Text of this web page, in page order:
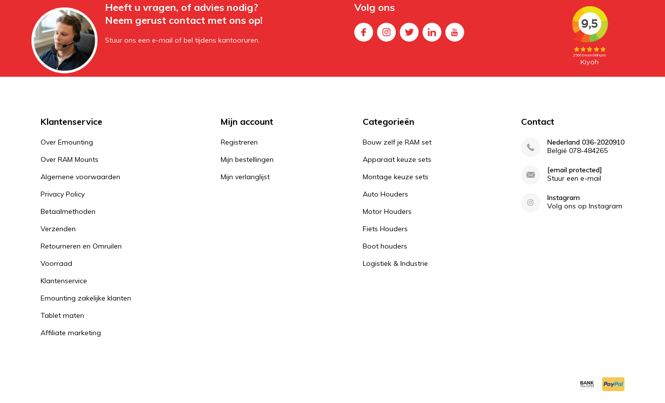
Heeft u vragen, of advies nodig?
Neem gerust contact met ons op!
Stuur ons een e-mail of bel tijdens kantooruren.
Volg ons
Klantenservice
Over Emounting
Over RAM Mounts
Algemene voorwaarden
Privacy Policy
Betaalmethoden
Verzenden
Retourneren en Omruilen
Voorraad
Klantenservice
Emounting zakelijke klanten
Tablet maten
Affiliate marketing
Mijn account
Registreren
Mijn bestellingen
Mijn verlanglijst
Categorieën
Bouw zelf je RAM set
Apparaat keuze sets
Montage keuze sets
Auto Houders
Motor Houders
Fiets Houders
Boot houders
Logistiek & Industrie
Contact
Nederland 036-2020910
België 078-484265
[email protected]
Stuur een e-mail
Instagram
Volg ons op Instagram